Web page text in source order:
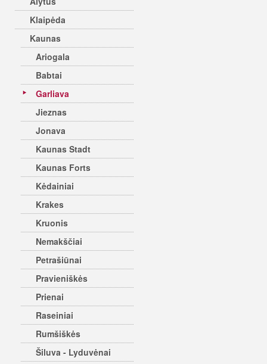
Klaipėda
Kaunas
Ariogala
Babtai
Garliava
Jieznas
Jonava
Kaunas Stadt
Kaunas Forts
Kėdainiai
Krakes
Kruonis
Nemakščiai
Petrašiūnai
Pravieniškės
Prienai
Raseiniai
Rumšiškės
Šiluva - Lyduvėnai